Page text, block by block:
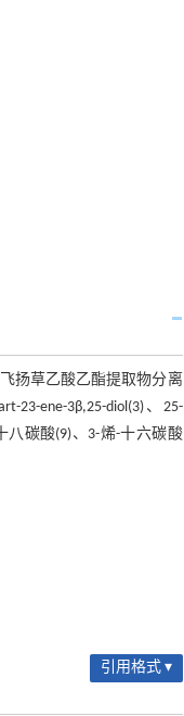
扬草乙酸乙酯提取物分离
ene-3β,25-diol(3)、25-
八碳酸(9)、3-烯-十六碳酸
引用格式 ▾